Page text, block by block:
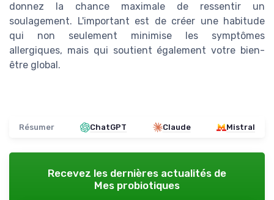
donnez la chance maximale de ressentir un
soulagement. L'important est de créer une habitude
qui non seulement minimise les symptômes
allergiques, mais qui soutient également votre bien-
être global.
Résumer ChatGPT Claude Mistral
Recevez les dernières actualités de
Mes probiotiques